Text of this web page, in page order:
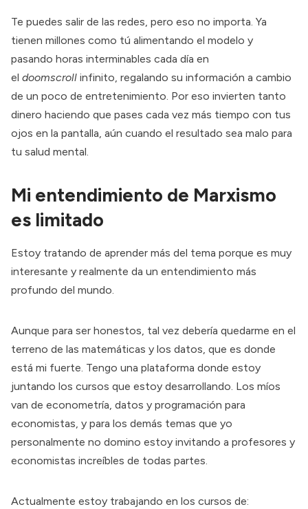
Te puedes salir de las redes, pero eso no importa. Ya
tienen millones como tú alimentando el modelo y
pasando horas interminables cada día en
el doomscroll infinito, regalando su información a cambio
de un poco de entretenimiento. Por eso invierten tanto
dinero haciendo que pases cada vez más tiempo con tus
ojos en la pantalla, aún cuando el resultado sea malo para
tu salud mental.
Mi entendimiento de Marxismo
es limitado
Estoy tratando de aprender más del tema porque es muy
interesante y realmente da un entendimiento más
profundo del mundo.
Aunque para ser honestos, tal vez debería quedarme en el
terreno de las matemáticas y los datos, que es donde
está mi fuerte. Tengo una plataforma donde estoy
juntando los cursos que estoy desarrollando. Los míos
van de econometría, datos y programación para
economistas, y para los demás temas que yo
personalmente no domino estoy invitando a profesores y
economistas increíbles de todas partes.
Actualmente estoy trabajando en los cursos de: